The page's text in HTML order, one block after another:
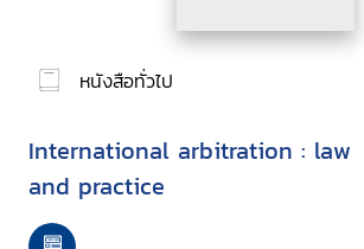
หนังสือทั่วไป
International arbitration : law
and practice